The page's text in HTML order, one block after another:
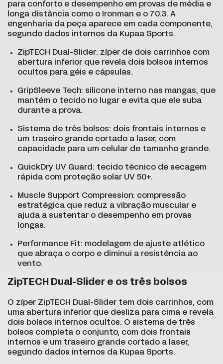
para conforto e desempenho em provas de média e
longa distância como o Ironman e o 70.3. A
engenharia da peça aparece em cada componente,
segundo dados internos da Kupaa Sports.
ZipTECH Dual-Slider: zíper de dois carrinhos com
abertura inferior que revela dois bolsos internos
ocultos para géis e cápsulas.
GripSleeve Tech: silicone interno nas mangas, que
mantém o tecido no lugar e evita que ele suba
durante a prova.
Sistema de três bolsos: dois frontais internos e
um traseiro grande cortado a laser, com
capacidade para um celular de tamanho grande.
QuickDry UV Guard: tecido técnico de secagem
rápida com proteção solar UV 50+.
Muscle Support Compression: compressão
estratégica que reduz a vibração muscular e
ajuda a sustentar o desempenho em provas
longas.
Performance Fit: modelagem de ajuste atlético
que abraça o corpo e diminui a resistência ao
vento.
ZipTECH Dual-Slider e os três bolsos
O zíper ZipTECH Dual-Slider tem dois carrinhos, com
uma abertura inferior que desliza para cima e revela
dois bolsos internos ocultos. O sistema de três
bolsos completa o conjunto, com dois frontais
internos e um traseiro grande cortado a laser,
segundo dados internos da Kupaa Sports.